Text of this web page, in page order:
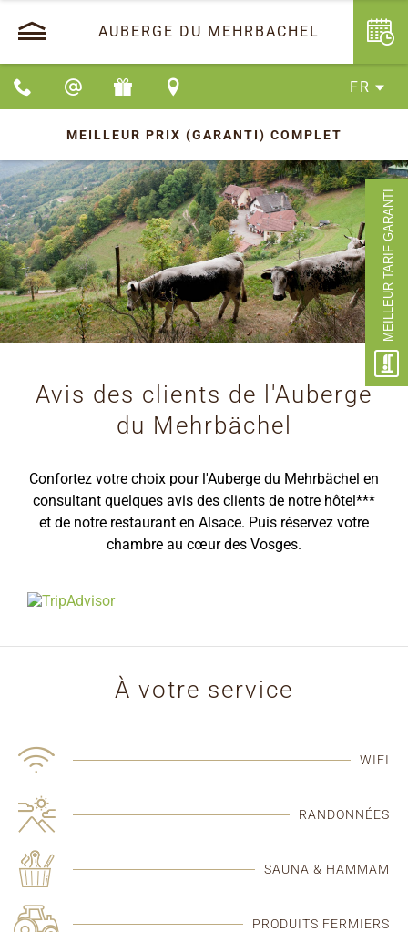
AUBERGE DU MEHRBACHEL
FR
MEILLEUR PRIX (GARANTI) COMPLET
Avis des clients de l'Auberge
du Mehrbächel
Confortez votre choix pour l'Auberge du Mehrbächel en
consultant quelques avis des clients de notre hôtel***
et de notre restaurant en Alsace. Puis réservez votre
chambre au cœur des Vosges.
À votre service
WIFI
RANDONNÉES
SAUNA & HAMMAM
PRODUITS FERMIERS
MEILLEUR TARIF GARANTI